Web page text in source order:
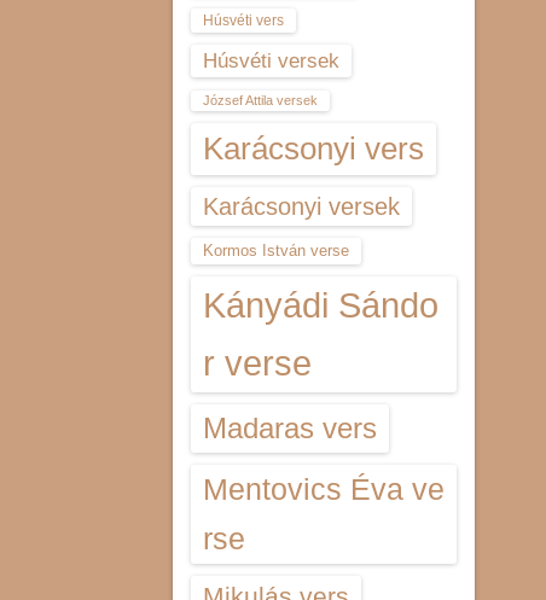
Húsvéti vers
Húsvéti versek
József Attila versek
Karácsonyi vers
Karácsonyi versek
Kormos István verse
Kányádi Sándo
r verse
Madaras vers
Mentovics Éva ve
rse